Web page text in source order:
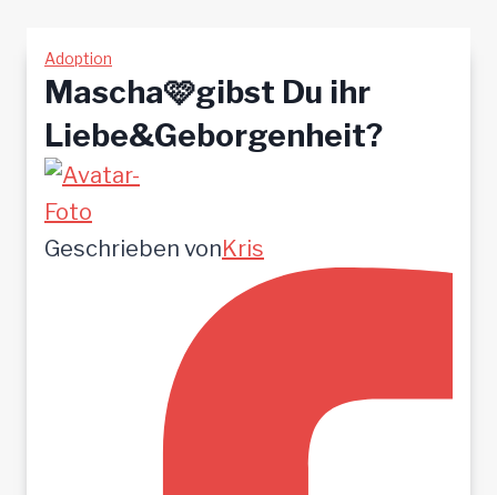
Adoption
Mascha🩷gibst Du ihr
Liebe&Geborgenheit?
Geschrieben vonKris